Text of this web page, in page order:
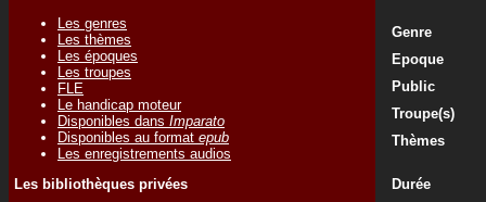
Les genres
Les thèmes
Les époques
Les troupes
FLE
Le handicap moteur
Disponibles dans Imparato
Disponibles au format epub
Les enregistrements audios
Les bibliothèques privées
Genre
Epoque
Public
Troupe(s)
Thèmes
Durée